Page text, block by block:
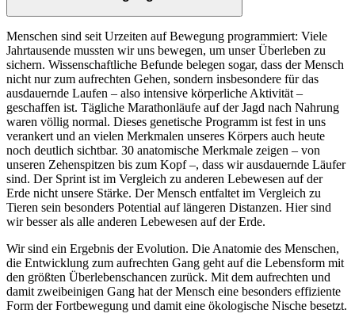
Menschen sind seit Urzeiten auf Bewegung programmiert: Viele
Jahrtausende mussten wir uns bewegen, um unser Überleben zu
sichern. Wissenschaftliche Befunde belegen sogar, dass der Mensch
nicht nur zum aufrechten Gehen, sondern insbesondere für das
ausdauernde Laufen – also intensive körperliche Aktivität –
geschaffen ist. Tägliche Marathonläufe auf der Jagd nach Nahrung
waren völlig normal. Dieses genetische Programm ist fest in uns
verankert und an vielen Merkmalen unseres Körpers auch heute
noch deutlich sichtbar. 30 anatomische Merkmale zeigen – von
unseren Zehenspitzen bis zum Kopf –, dass wir ausdauernde Läufer
sind. Der Sprint ist im Vergleich zu anderen Lebewesen auf der
Erde nicht unsere Stärke. Der Mensch entfaltet im Vergleich zu
Tieren sein besonders Potential auf längeren Distanzen. Hier sind
wir besser als alle anderen Lebewesen auf der Erde.
Wir sind ein Ergebnis der Evolution. Die Anatomie des Menschen,
die Entwicklung zum aufrechten Gang geht auf die Lebensform mit
den größten Überlebenschancen zurück. Mit dem aufrechten und
damit zweibeinigen Gang hat der Mensch eine besonders effiziente
Form der Fortbewegung und damit eine ökologische Nische besetzt.